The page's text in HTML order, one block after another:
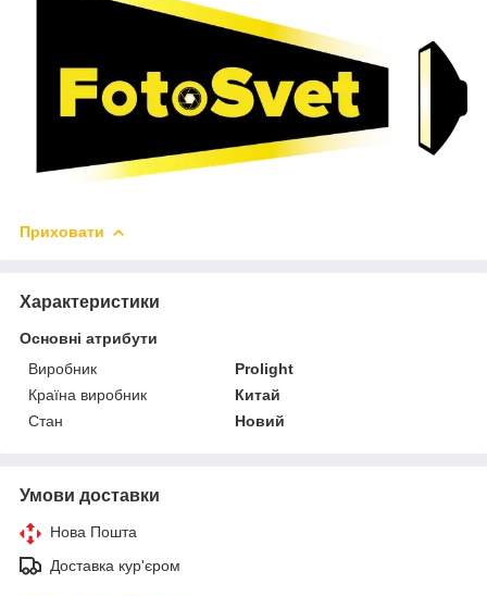
Приховати
Характеристики
Основні атрибути
Виробник
Prolight
Країна виробник
Китай
Стан
Новий
Умови доставки
Нова Пошта
Доставка кур'єром